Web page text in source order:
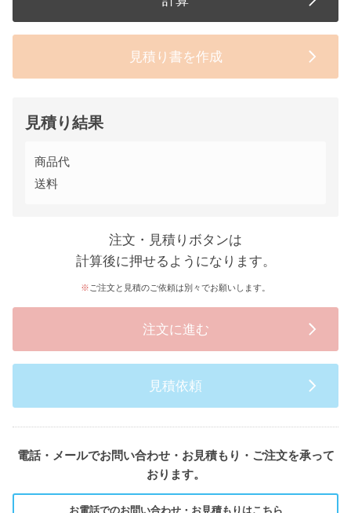
見積り書を作成
見積り結果
商品代
送料
注文・見積りボタンは
計算後に押せるようになります。
ご注文と見積のご依頼は別々でお願いします。
注文に進む
見積依頼
電話・メールでお問い合わせ・お見積もり・ご注文を承って
おります。
お電話でのお問い合わせ・お見積もりはこちら